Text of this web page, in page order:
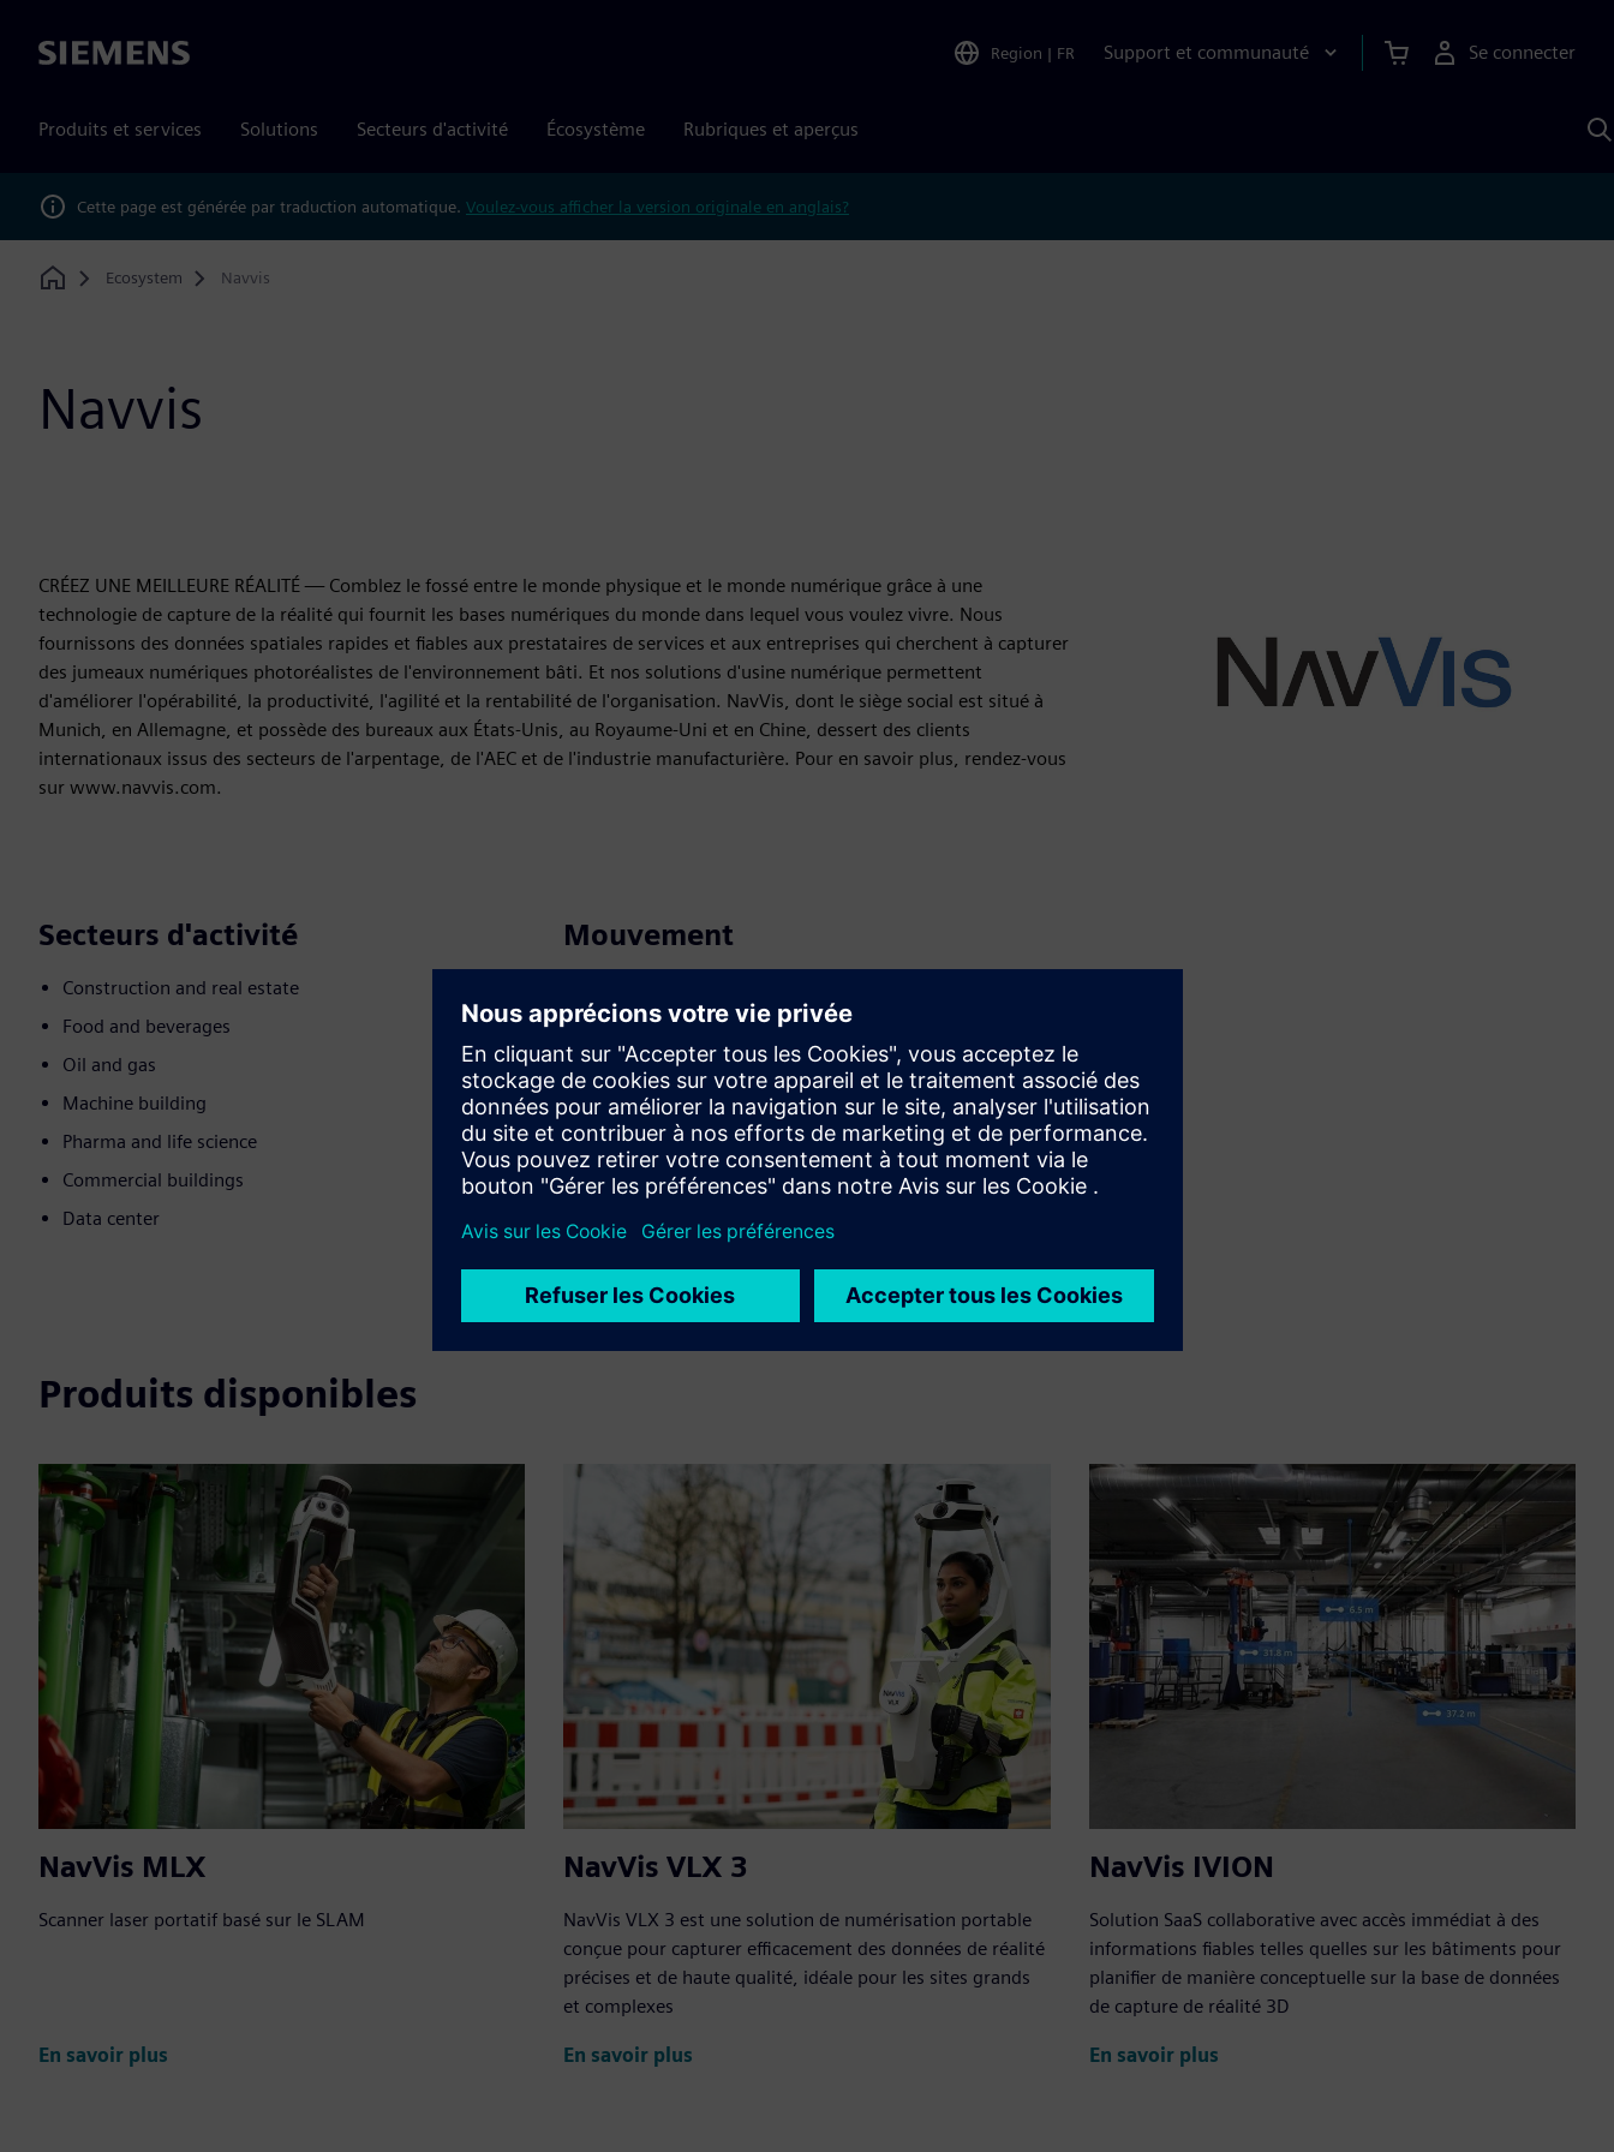
Siemens Region | FR Support et communauté Se connecter
Produits et services Solutions Secteurs d'activité Écosystème Rubriques et aperçus
Cette page est générée par traduction automatique. Voulez-vous afficher la version originale en anglais?
Home
Ecosystem Navvis
Navvis
CRÉEZ UNE MEILLEURE RÉALITÉ — Comblez le fossé entre le monde physique et le monde numérique grâce à une
technologie de capture de la réalité qui fournit les bases numériques du monde dans lequel vous voulez vivre. Nous
fournissons des données spatiales rapides et fiables aux prestataires de services et aux entreprises qui cherchent à capturer
des jumeaux numériques photoréalistes de l'environnement bâti. Et nos solutions d'usine numérique permettent
d'améliorer l'opérabilité, la productivité, l'agilité et la rentabilité de l'organisation. NavVis, dont le siège social est situé à
Munich, en Allemagne, et possède des bureaux aux États-Unis, au Royaume-Uni et en Chine, dessert des clients
internationaux issus des secteurs de l'arpentage, de l'AEC et de l'industrie manufacturière. Pour en savoir plus, rendez-vous
sur www.navvis.com.
Secteurs d'activité
Construction and real estate
Food and beverages
Oil and gas
Machine building
Pharma and life science
Commercial buildings
Data center
Mouvement
Étend ou développe un produit ou une solution Siemens
Xcelerator pour créer un nouveau produit, ou crée une
nouvelle solution client en intégrant un produit Siemens
Xcelerator à son propre produit
Sell
Revendre ou co-vendre des logiciels et du matériel
numérique sur Siemens Xcelerator
Produits disponibles
NavVis MLX
Scanner laser portatif basé sur le SLAM
En savoir plus
NavVis VLX 3
NavVis VLX 3 est une solution de numérisation portable
conçue pour capturer efficacement des données de réalité
précises et de haute qualité, idéale pour les sites grands
et complexes
En savoir plus
NavVis IVION
Solution SaaS collaborative avec accès immédiat à des
informations fiables telles quelles sur les bâtiments pour
planifier de manière conceptuelle sur la base de données
de capture de réalité 3D
En savoir plus